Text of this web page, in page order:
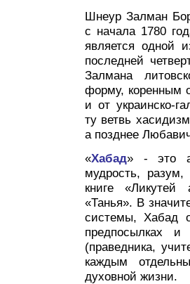
Шнеур Залман
с начала 1780
является одной
последней
Залмана
форму, коренным
и от украинско-
ту ветвь
а позднее
«Хабад» - это
мудрость,
книге
«Танья». В
системы, Хабад
предпосылках и
(праведника,
каждым
духовной жизни.